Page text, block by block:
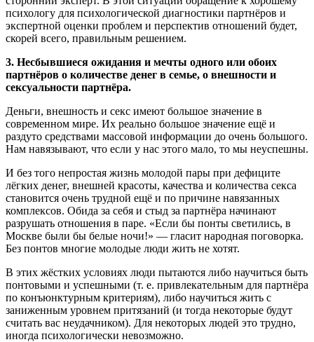
психологу для психологической диагностики партнёров и
экспертной оценки проблем и перспектив отношений будет,
скорей всего, правильным решением.
3. Несбывшиеся ожидания и мечты одного или обоих
партнёров о количестве денег в семье, о внешности и
сексуальности партнёра.
Деньги, внешность и секс имеют большое значение в
современном мире. Их реально большое значение ещё и
раздуто средствами массовой информации до очень большого.
Нам навязывают, что если у нас этого мало, то мы неуспешны.
И без того непростая жизнь молодой пары при дефиците
лёгких денег, внешней красоты, качества и количества секса
становится очень трудной ещё и по причине навязанных
комплексов. Обида за себя и стыд за партнёра начинают
разрушать отношения в паре. «Если бы понты светились, в
Москве были бы белые ночи!» — гласит народная поговорка.
Без понтов многие молодые люди жить не хотят.
В этих жёстких условиях люди пытаются либо научиться быть
понтовыми и успешными (т. е. привлекательным для партнёра
по конъюнктурным критериям), либо научиться жить с
заниженным уровнем притязаний (и тогда некоторые будут
считать вас неудачником). Для некоторых людей это трудно,
иногда психологически невозможно.